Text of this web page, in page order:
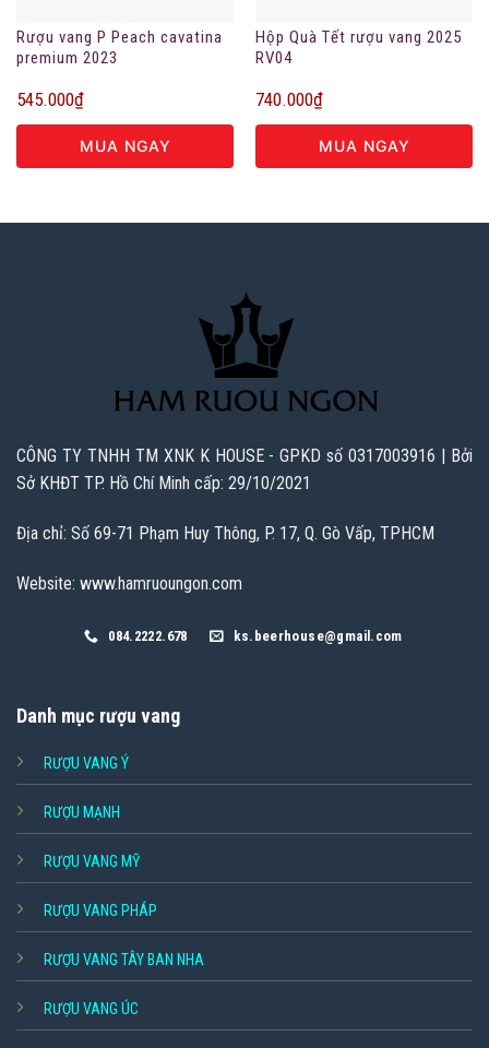
Rượu vang P Peach cavatina
premium 2023
545.000₫
MUA NGAY
Hộp Quà Tết rượu vang 2025
RV04
740.000₫
MUA NGAY
CÔNG TY TNHH TM XNK K HOUSE - GPKD số 0317003916 | Bởi
Sở KHĐT TP. Hồ Chí Minh cấp: 29/10/2021
Địa chỉ: Số 69-71 Phạm Huy Thông, P. 17, Q. Gò Vấp, TPHCM
Website: www.hamruoungon.com
084.2222.678 ks.beerhouse@gmail.com
Danh mục rượu vang
RƯỢU VANG Ý
RƯỢU MẠNH
RƯỢU VANG MỸ
RƯỢU VANG PHÁP
RƯỢU VANG TÂY BAN NHA
RƯỢU VANG ÚC